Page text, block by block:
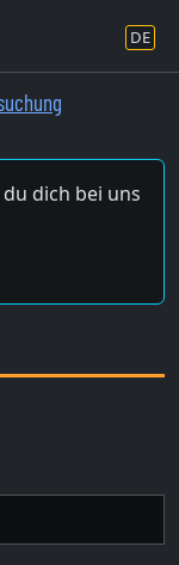
DE
dich bei uns